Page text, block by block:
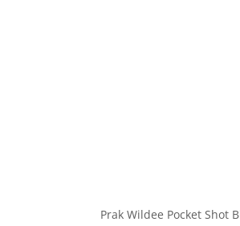
Prak Wildee Pocket Shot